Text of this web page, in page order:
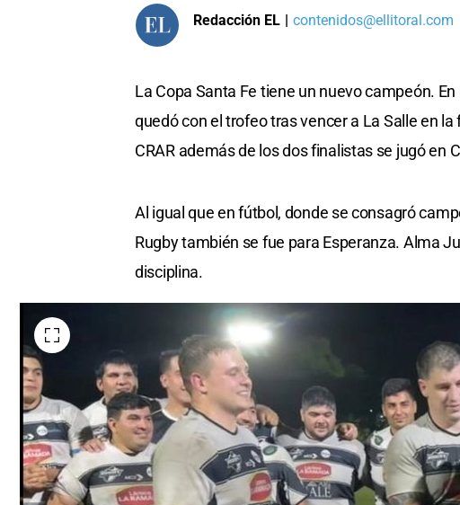
Redacción EL | contenidos@ellitoral.com
La Copa Santa Fe tiene un nuevo campeón.
quedó con el trofeo tras vencer a La Salle en la
CRAR además de los dos finalistas se jugó en
Al igual que en fútbol, donde se consagró
Rugby también se fue para Esperanza. Alma
disciplina.